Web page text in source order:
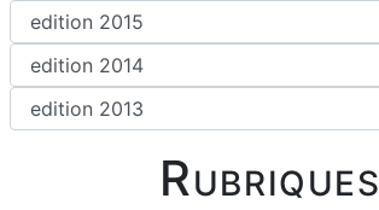
Rubriques